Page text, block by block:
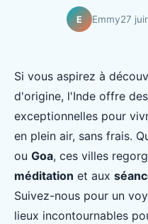
E Emmy27
Si vous aspirez à
d'origine, l'Inde offre
exceptionnelles pour
en plein air, sans frais.
ou Goa, ces villes
méditation et aux
Suivez-nous pour un
lieux incontournables